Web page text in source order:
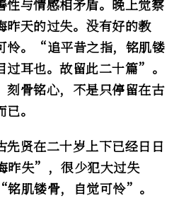
性与情感相矛盾。晚上觉察
昨天的过失。没有好的教
怜。“追平昔之指，铭肌镂
过耳也。故留此二十篇”。
刻骨铭心，不是只停留在古
。
先贤在二十岁上下已经日日
昨失”，很少犯大过失
肌镂骨，自觉可怜”。